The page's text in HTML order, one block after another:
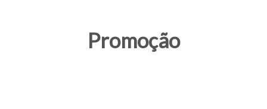
Promoção